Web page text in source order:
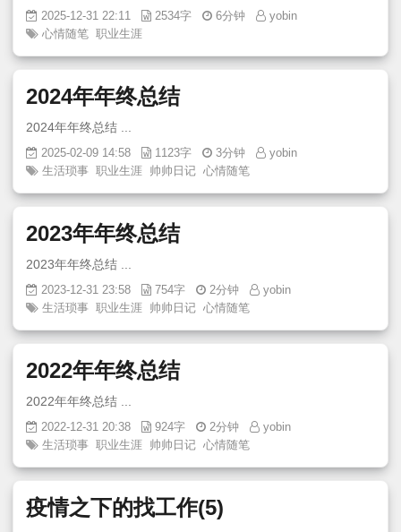
2025-12-31 22:11 2534字 6分钟
yobin
心情随笔 职业生涯
2024年年终总结
2025-02-09 14:58 1123字 3分钟
yobin
生活琐事 职业生涯 帅帅日记 心情随笔
2023年年终总结
2023-12-31 23:58 754字 2分钟
yobin
生活琐事 职业生涯 帅帅日记 心情随笔
2022年年终总结
2022-12-31 20:38 924字 2分钟
yobin
生活琐事 职业生涯 帅帅日记 心情随笔
疫情之下的找工作(5)